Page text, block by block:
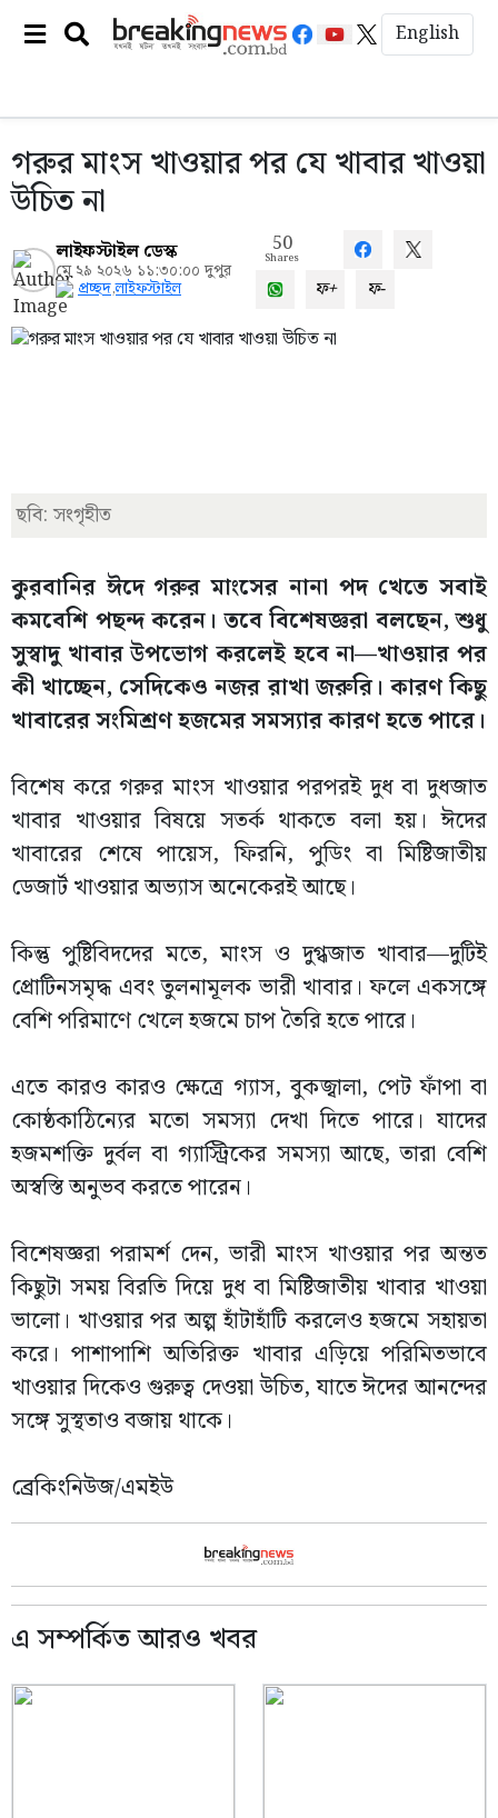
English
গরুর মাংস খাওয়ার পর যে খাবার খাওয়া
উচিত না
লাইফস্টাইল ডেস্ক
মে ২৯ ২০২৬ ১১:৩০:০০ দুপুর
প্রচ্ছদ,লাইফস্টাইল
50
Shares
ফ+ ফ-
ছবি: সংগৃহীত
কুরবানির ঈদে গরুর মাংসের নানা পদ খেতে সবাই
কমবেশি পছন্দ করেন। তবে বিশেষজ্ঞরা বলছেন, শুধু
সুস্বাদু খাবার উপভোগ করলেই হবে না—খাওয়ার পর
কী খাচ্ছেন, সেদিকেও নজর রাখা জরুরি। কারণ কিছু
খাবারের সংমিশ্রণ হজমের সমস্যার কারণ হতে পারে।
বিশেষ করে গরুর মাংস খাওয়ার পরপরই দুধ বা দুধজাত
খাবার খাওয়ার বিষয়ে সতর্ক থাকতে বলা হয়। ঈদের
খাবারের শেষে পায়েস, ফিরনি, পুডিং বা মিষ্টিজাতীয়
ডেজার্ট খাওয়ার অভ্যাস অনেকেরই আছে।
কিন্তু পুষ্টিবিদদের মতে, মাংস ও দুগ্ধজাত খাবার—দুটিই
প্রোটিনসমৃদ্ধ এবং তুলনামূলক ভারী খাবার। ফলে একসঙ্গে
বেশি পরিমাণে খেলে হজমে চাপ তৈরি হতে পারে।
এতে কারও কারও ক্ষেত্রে গ্যাস, বুকজ্বালা, পেট ফাঁপা বা
কোষ্ঠকাঠিন্যের মতো সমস্যা দেখা দিতে পারে। যাদের
হজমশক্তি দুর্বল বা গ্যাস্ট্রিকের সমস্যা আছে, তারা বেশি
অস্বস্তি অনুভব করতে পারেন।
বিশেষজ্ঞরা পরামর্শ দেন, ভারী মাংস খাওয়ার পর অন্তত
কিছুটা সময় বিরতি দিয়ে দুধ বা মিষ্টিজাতীয় খাবার খাওয়া
ভালো। খাওয়ার পর অল্প হাঁটাহাঁটি করলেও হজমে সহায়তা
করে। পাশাপাশি অতিরিক্ত খাবার এড়িয়ে পরিমিতভাবে
খাওয়ার দিকেও গুরুত্ব দেওয়া উচিত, যাতে ঈদের আনন্দের
সঙ্গে সুস্থতাও বজায় থাকে।
ব্রেকিংনিউজ/এমইউ
এ সম্পর্কিত আরও খবর